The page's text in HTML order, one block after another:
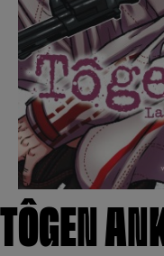
TÔGEN
Se connecter
Hunter x
Fire Force
Black Butler